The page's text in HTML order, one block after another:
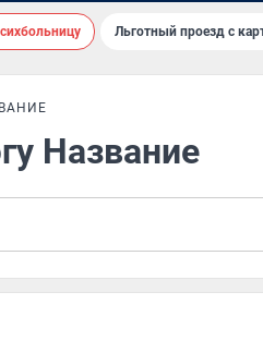
Льготный проезд с
Название